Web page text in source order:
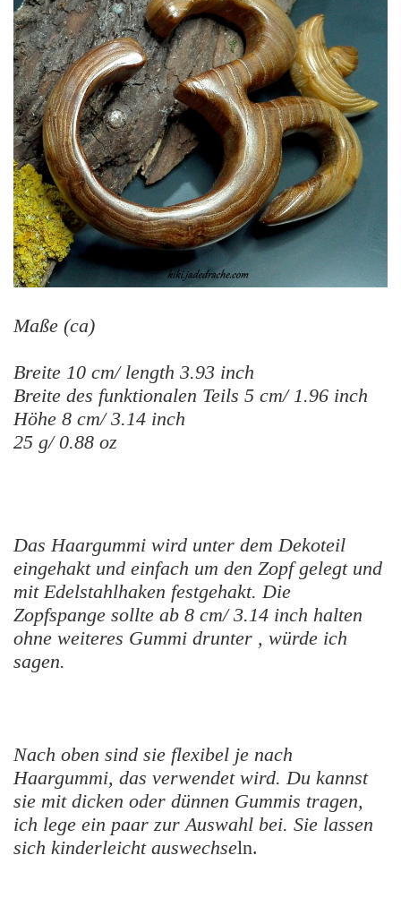
Maße (ca)
Breite 10 cm/ length 3.93 inch
Breite des funktionalen Teils 5 cm/ 1.96 inch
Höhe 8 cm/ 3.14 inch
25 g/ 0.88 oz
Das Haargummi wird unter dem Dekoteil
eingehakt und einfach um den Zopf gelegt und
mit Edelstahlhaken festgehakt. Die
Zopfspange sollte ab 8 cm/3.14 inch halten
ohne weiteres Gummi drunter , würde ich
sagen.
Nach oben sind sie flexibel je nach
Haargummi, das verwendet wird. Du kannst
sie mit dicken oder dünnen Gummis tragen,
ich lege ein paar zur Auswahl bei. Sie lassen
sich kinderleicht auswechseln.